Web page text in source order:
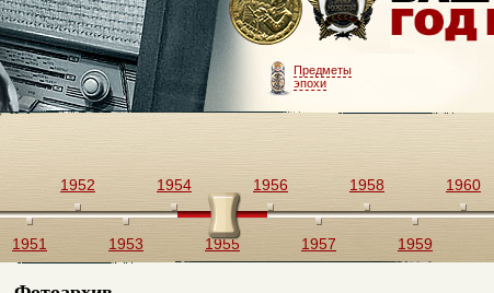
Предметы
эпохи
1951
1952
1953
1954
1955
1956
1957
1958
1959
1960